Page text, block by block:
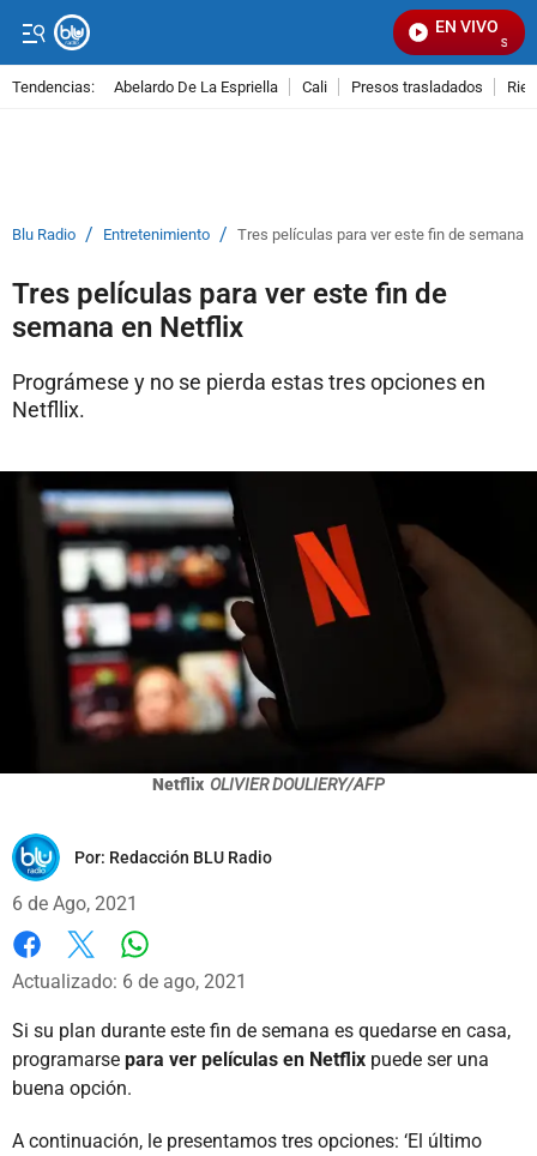
EN VIVO
Señal
Tendencias: Abelardo De La Espriella Cali Presos trasladados
Blu Radio / Entretenimiento / Tres películas para ver este fin de semana
Tres películas para ver este fin de
semana en Netflix
Prográmese y no se pierda estas tres opciones en
Netfllix.
Netflix OLIVIER DOULIERY/AFP
Por: Redacción BLU Radio
6 de Ago, 2021
Facebook
X
Actualizado: 6 de ago, 2021
Si su plan durante este fin de semana es quedarse en casa,
programarse para ver películas en Netflix puede ser una
buena opción.
A continuación, le presentamos tres opciones: ‘El último